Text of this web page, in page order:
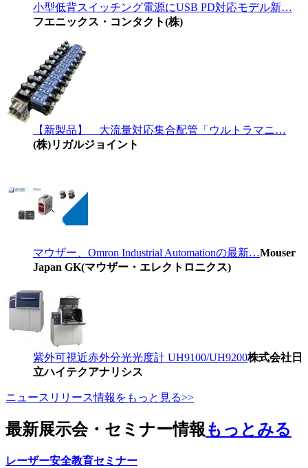
小型低背スイッチング電源にUSB PD対応モデル新…
フエニックス・コンタクト(株)
【新製品】 大流量対応集合配管「ウルトラマニ…
(株)リガルジョイント
マウザー、Omron Industrial Automationの最新…Mouser
Japan GK(マウザー・エレクトロニクス)
紫外可視近赤外分光光度計 UH9100/UH9200株式会社日
立ハイテクアナリシス
ニュースリリース情報をもっと見る>>
最新展示会・セミナー情報もっとみる
レーザー安全教育セミナー